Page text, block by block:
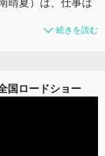
続きを読む
国ロードショー